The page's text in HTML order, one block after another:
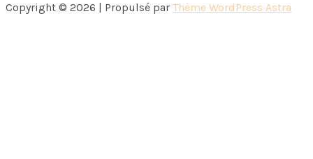
:
Copyright © 2026 | Propulsé par Thème WordPress Astra